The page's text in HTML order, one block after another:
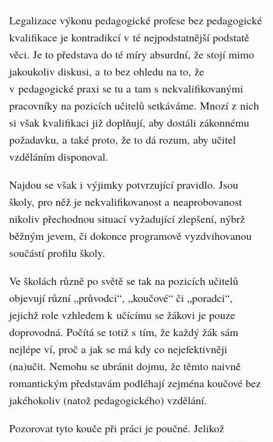
Legalizace výkonu pedagogické profese bez pedagogické
kvalifikace je kontradikcí v té nejpodstatnější podstatě
věci. Je to představa do té míry absurdní, že stojí mimo
jakoukoliv diskusi, a to bez ohledu na to, že
v pedagogické praxi se tu a tam s nekvalifikovanými
pracovníky na pozicích učitelů setkáváme. Mnozí z nich
si však kvalifikaci již doplňují, aby dostáli zákonnému
požadavku, a také proto, že to dá rozum, aby učitel
vzděláním disponoval.
Najdou se však i výjimky potvrzující pravidlo. Jsou
školy, pro něž je nekvalifikovanost a neaprobovanost
nikoliv přechodnou situací vyžadující zlepšení, nýbrž
běžným jevem, či dokonce programově vyzdvihovanou
součástí profilu školy.
Ve školách různě po světě se tak na pozicích učitelů
objevují různí „průvodci“, „koučové“ či „poradci“,
jejichž role vzhledem k učícímu se žákovi je pouze
doprovodná. Počítá se totiž s tím, že každý žák sám
nejlépe ví, proč a jak se má kdy co nejefektivněji
(na)učit. Nemohu se ubránit dojmu, že těmto naivně
romantickým představám podléhají zejména koučové bez
jakéhokoliv (natož pedagogického) vzdělání.
Pozorovat tyto kouče při práci je poučné. Jelikož